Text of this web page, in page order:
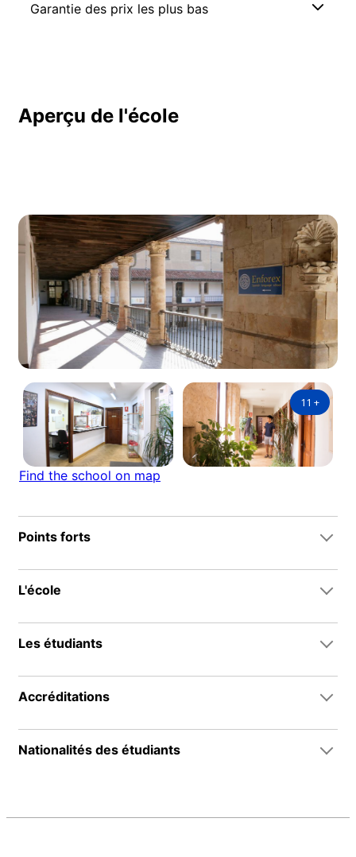
Garantie des prix les plus bas
Aperçu de l'école
11 +
Find the school on map
Points forts
L'école
Les étudiants
Accréditations
Nationalités des étudiants